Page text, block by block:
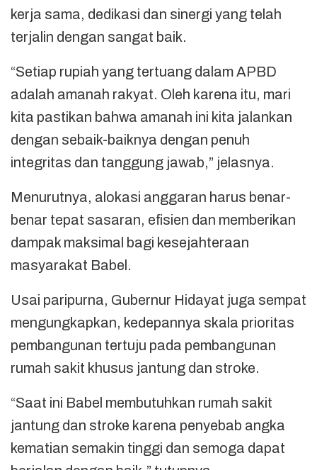
kerja sama, dedikasi dan sinergi yang telah
terjalin dengan sangat baik.
“Setiap rupiah yang tertuang dalam APBD
adalah amanah rakyat. Oleh karena itu, mari
kita pastikan bahwa amanah ini kita jalankan
dengan sebaik-baiknya dengan penuh
integritas dan tanggung jawab,” jelasnya.
Menurutnya, alokasi anggaran harus benar-
benar tepat sasaran, efisien dan memberikan
dampak maksimal bagi kesejahteraan
masyarakat Babel.
Usai paripurna, Gubernur Hidayat juga sempat
mengungkapkan, kedepannya skala prioritas
pembangunan tertuju pada pembangunan
rumah sakit khusus jantung dan stroke.
“Saat ini Babel membutuhkan rumah sakit
jantung dan stroke karena penyebab angka
kematian semakin tinggi dan semoga dapat